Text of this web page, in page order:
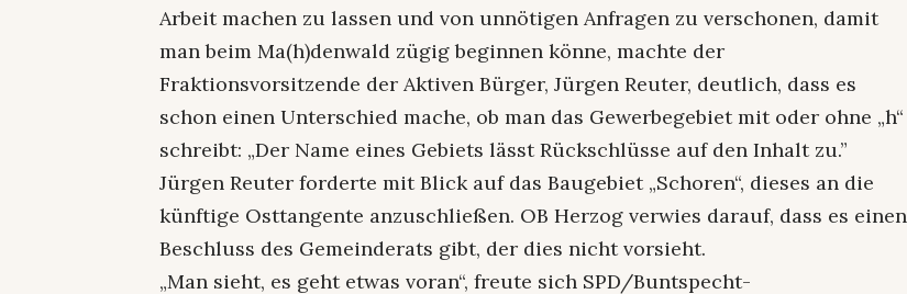
Arbeit machen zu lassen und von unnötigen Anfragen zu verschonen, damit
man beim Ma(h)denwald zügig beginnen könne, machte der
Fraktionsvorsitzende der Aktiven Bürger, Jürgen Reuter, deutlich, dass es
schon einen Unterschied mache, ob man das Gewerbegebiet mit oder ohne „h“
schreibt: „Der Name eines Gebiets lässt Rückschlüsse auf den Inhalt zu.”
Jürgen Reuter forderte mit Blick auf das Baugebiet „Schoren“, dieses an die
künftige Osttangente anzuschließen. OB Herzog verwies darauf, dass es einen
Beschluss des Gemeinderats gibt, der dies nicht vorsieht.
„Man sieht, es geht etwas voran“, freute sich SPD/Buntspecht-